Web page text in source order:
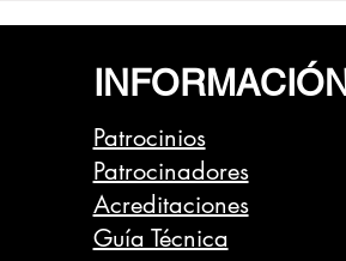
atrás para la Vuelta a Madrid
INFORMACIÓN
Patrocinios
Patrocinadores
Acreditaciones
Guía Técnica